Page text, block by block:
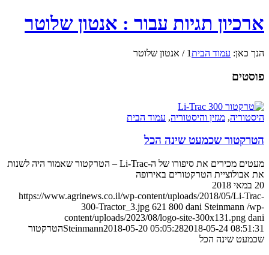
ארכיון תגיות עבור : אנטון שלוטר
הנך כאן: עמוד הבית1
/ אנטון שלוטר
פוסטים
היסטוריה, מגזין והיסטוריה, עמוד הבית
הטרקטור שכמעט שינה הכל
מעטים מכירים את סיפורו של ה-Li-Trac – הטרקטור שאמור היה לשנות
את אבולוציית הטרקטורים באירופה
20 במאי 2018
https://www.agrinews.co.il/wp-content/uploads/2018/05/Li-Trac-
300-Tractor_3.jpg 621 800 dani Steinmann /wp-
content/uploads/2023/08/logo-site-300x131.png dani
Steinmann2018-05-20 05:05:282018-05-24 08:51:31
הטרקטור
שכמעט שינה הכל